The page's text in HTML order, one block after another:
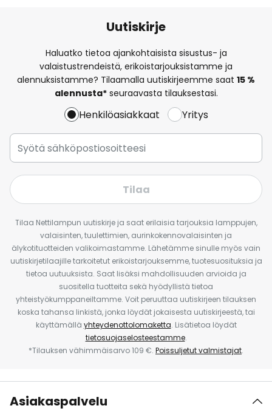
Uutiskirje
Haluatko tietoa ajankohtaisista sisustus- ja
valaistustrendeistä, erikoistarjouksistamme ja
alennuksistamme? Tilaamalla uutiskirjeemme saat 15 %
alennusta*seuraavasta tilauksestasi.
Henkilöasiakkaat Yritys
Tilaa
Tilaa Nettilampun uutiskirje ja saat erilaisia tarjouksia lamppujen,
valaisinten, tuulettimien, aurinkokennovalaisinten ja
älykotituotteiden valikoimastamme. Lähetämme sinulle myös vain
uutiskirjetilaajille tarkoitetut erikoistarjouksemme, tuotesuosituksia ja
tietoa uutuuksista. Saat lisäksi mahdollisuuden arvioida ja
suositella tuotteita sekä hyödyllistä tietoa
yhteistyökumppaneiltamme. Voit peruuttaa uutiskirjeen tilauksen
koska tahansa linkistä, jonka löydät jokaisesta uutiskirjeestä, tai
käyttämällä yhteydenottolomaketta. Lisätietoa löydät
tietosuojaselosteestamme.
*Tilauksen vähimmäisarvo 109 €. Poissuljetut valmistajat.
Asiakaspalvelu